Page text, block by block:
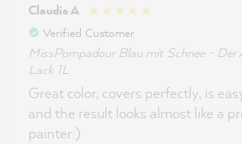
Claudia A
Verified Customer
MissPompadour Blau mit Schnee - Der
Lack 1L
Great color, covers perfectly, is
and the result looks almost like a
painter:)